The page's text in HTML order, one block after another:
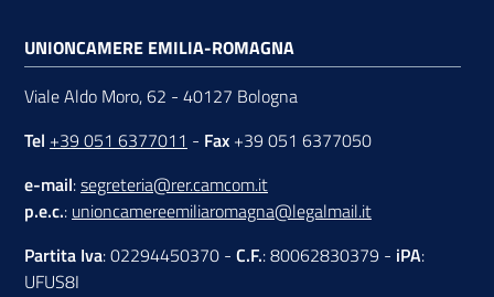
UNIONCAMERE EMILIA-ROMAGNA
Viale Aldo Moro, 62 - 40127 Bologna
Tel +39 051 6377011 - Fax +39 051 6377050
e-mail:segreteria@rer.camcom.it
p.e.c.: unioncamereemiliaromagna@legalmail.it
Partita Iva: 02294450370 - C.F.: 80062830379 - iPA:
UFUS8I